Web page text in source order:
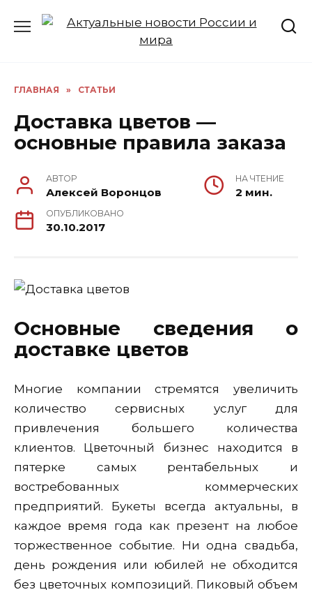
ГЛАВНАЯ » СТАТЬИ
Доставка цветов —
основные правила заказа
АВТОР
Алексей Воронцов
НА ЧТЕНИЕ
2 мин.
ОПУБЛИКОВАНО
30.10.2017
Основные сведения о
доставке цветов
Многие компании стремятся увеличить
количество сервисных услуг для
привлечения большего количества
клиентов. Цветочный бизнес находится в
пятерке самых рентабельных и
востребованных коммерческих
предприятий. Букеты всегда актуальны, в
каждое время года как презент на любое
торжественное событие. Ни одна свадьба,
день рождения или юбилей не обходится
без цветочных композиций. Пиковый объем